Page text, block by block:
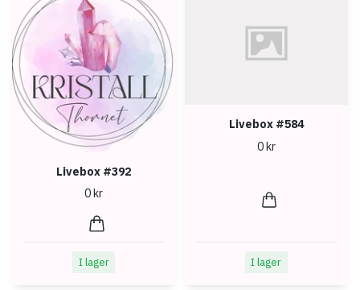
Livebox #392
0 kr
I lager
Livebox #584
0 kr
I lager